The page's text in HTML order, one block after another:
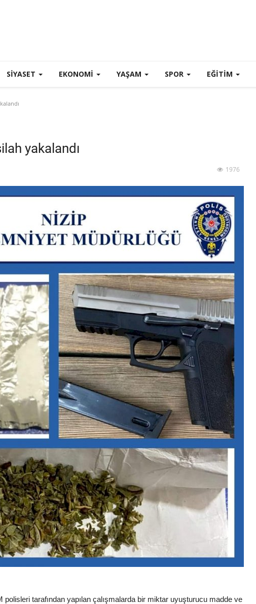
SIYASET EKONOMI YAŞAM SPOR EĞİTİM
yakalandı
1976
tarafından yapılan çalışmalarda bir miktar uyuşturucu madde ve